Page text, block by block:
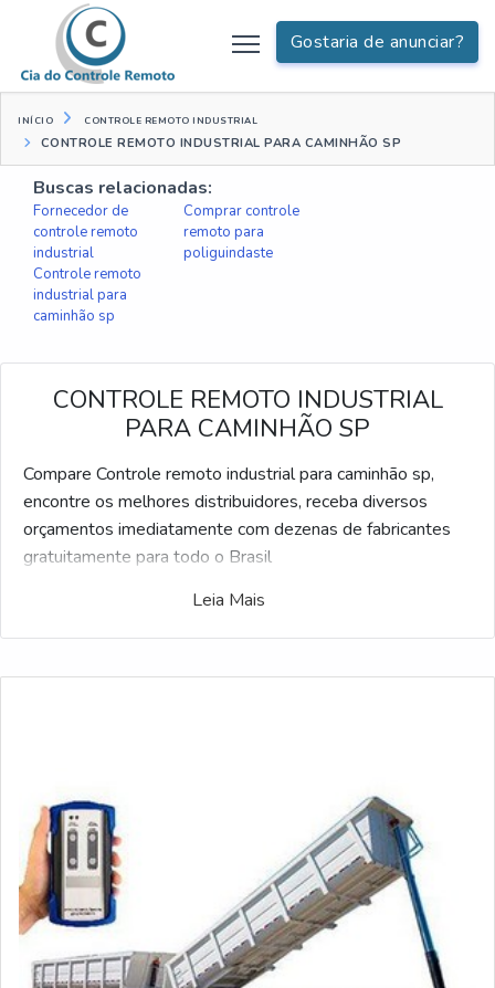
Gostaria de anunciar?
INÍCIO CONTROLE REMOTO INDUSTRIAL
CONTROLE REMOTO INDUSTRIAL PARA CAMINHÃO SP
Buscas relacionadas:
Fornecedor de
controle remoto
industrial
Comprar controle
remoto para
poliguindaste
Controle remoto
industrial para
caminhão sp
CONTROLE REMOTO INDUSTRIAL
PARA CAMINHÃO SP
Compare Controle remoto industrial para caminhão sp,
encontre os melhores distribuidores, receba diversos
orçamentos imediatamente com dezenas de fabricantes
gratuitamente para todo o Brasil
Exclusivo para compadores, o portal do Soluções
industrial para caminhão sp e gostaria de saber mais
Leia Mais